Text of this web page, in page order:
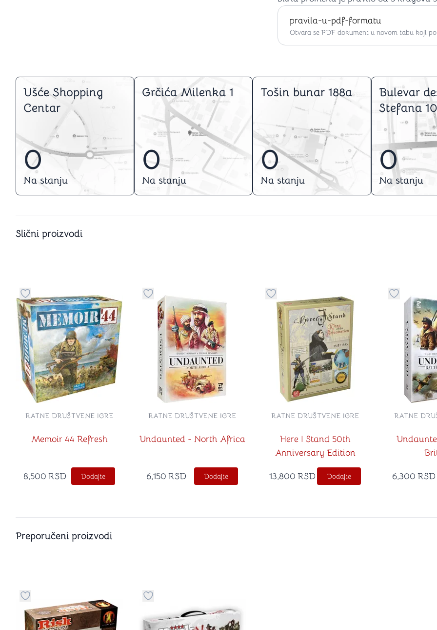
pravila-u-pdf-formatu
Otvara se PDF dokument u novom tabu koji
Ušće Shopping
Centar
0
Na stanju
Grčića Milenka 1
0
Na stanju
Tošin bunar 188a
0
Na stanju
Bulevar
Stefana
0
Na stanju
Slični proizvodi
Dugme za dodavanje stvari u kategoriju omiljeno
Memoir 44 Refresh
RATNE DRUŠTVENE IGRE
8,500 RSD Dodajte
Dugme za dodavanje stvari u kategoriju omiljeno
Undaunted - North Africa
RATNE DRUŠTVENE IGRE
6,150 RSD Dodajte
Dugme za dodavanje stvari u kategoriju
Here I Stand 50th
Anniversary Edition
RATNE DRUŠTVENE IGRE
13,800 RSD Dodajte
Dugme za
RATNE
6,300 RSD
Preporučeni proizvodi
Dugme za dodavanje stvari u kategoriju omiljenoDugme za dodavanje stvari u kategoriju omiljeno